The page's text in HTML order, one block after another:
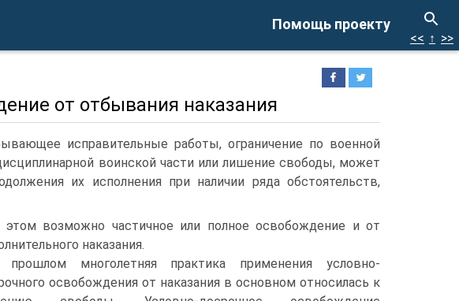
Помощь проекту
<< ↑ >>
от отбывания наказания
исправительные работы, ограничение по военной
воинской части или лишение свободы, может
их исполнения при наличии ряда обстоятельств,
этом возможно частичное или полное освобождение и от
наказания.
многолетняя практика применения условно-
освобождения от наказания в основном относилась к